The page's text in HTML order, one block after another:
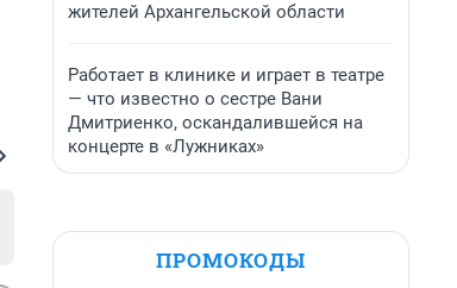
жителей Архангельской области
Работает в клинике и играет в театре
— что известно о сестре Вани
Дмитриенко, оскандалившейся на
концерте в «Лужниках»
ПРОМОКОДЫ